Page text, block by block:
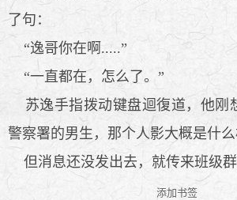
了句：
“逸哥你在啊.....”
“一直都在，怎么了。”
苏逸手指拨动键盘迴復道，他刚
警察署的男生，那个人影大概是什么
但消息还没发出去，就传来班级群
添加书签